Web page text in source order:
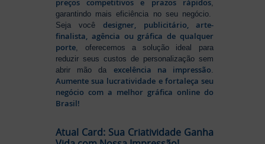
preços competitivos e prazos rápidos,
garantindo mais eficiência no seu negócio.
Seja vocêdesigner, publicitário, arte-
finalista, agência ou gráfica de qualquer
porte , oferecemos a solução ideal para
reduzir seus custos de personalização sem
abrir mão da excelência na impressão
Aumente sua lucratividade e fortaleça seu
negócio com a melhor gráfica online do
Brasil!
Atual Card: Sua Criatividade Ganha